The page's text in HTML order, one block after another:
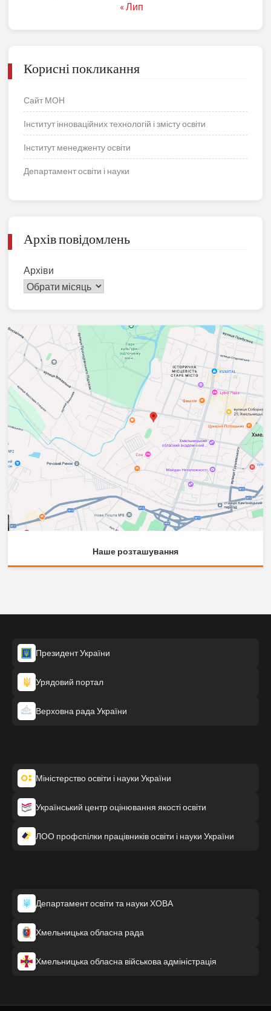
« Лип
Корисні покликання
Сайт МОН
Інститут інноваційних технологій і змісту освіти
Інститут менедженту освіти
Департамент освіти і науки
Архів повідомлень
Архіви
Наше розташування
Президент України
Урядовий портал
Верховна рада України
Міністерство освіти і науки України
Український центр оцінювання якості освіти
ЛОО профспілки працівників освіти і науки України
Департамент освіти та науки ХОВА
Хмельницька обласна рада
Хмельницька обласна військова адміністрація